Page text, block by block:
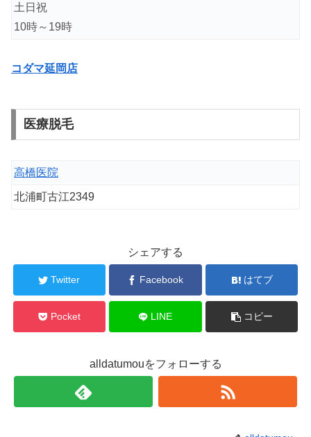
土日祝
10時～19時
コダマ延岡店
医療脱毛
高橋医院
北浦町古江2349
シェアする
Twitter Facebook はてブ
Pocket LINE コピー
alldatumouをフォローする